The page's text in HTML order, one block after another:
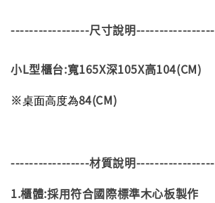
-----------------尺寸說明-----------------
小L型櫃台:寬165X深105X高104(CM)
※桌面高度為84(CM)
-----------------材質說明-----------------
1.櫃體:採用符合國際標準木心板製作